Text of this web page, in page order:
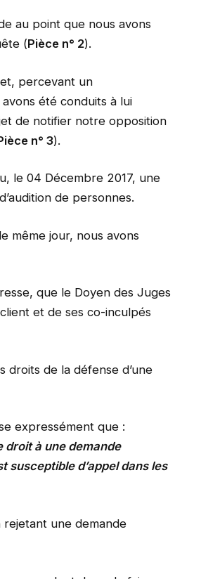
au point que nous avons
(Pièce n° 2).
percevant un
été conduits à lui
de notifier notre opposition
n° 3).
le 04 Décembre 2017, une
de personnes.
même jour, nous avons
que le Doyen des Juges
et de ses co-inculpés
droits de la défense d’une
expressément que :
droit à une demande
susceptible d’appel dans les
rejetant une demande